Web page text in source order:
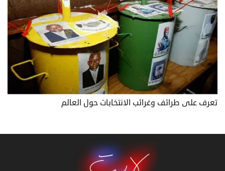
تعرف على طرائف وغرائب الانتخابات حول العالم